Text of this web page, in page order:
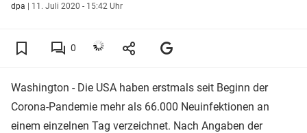
dpa | 11. Juli 2020 - 15:42 Uhr
0
Washington - Die USA haben erstmals seit Beginn der
Corona-Pandemie mehr als 66.000 Neuinfektionen an
einem einzelnen Tag verzeichnet. Nach Angaben der